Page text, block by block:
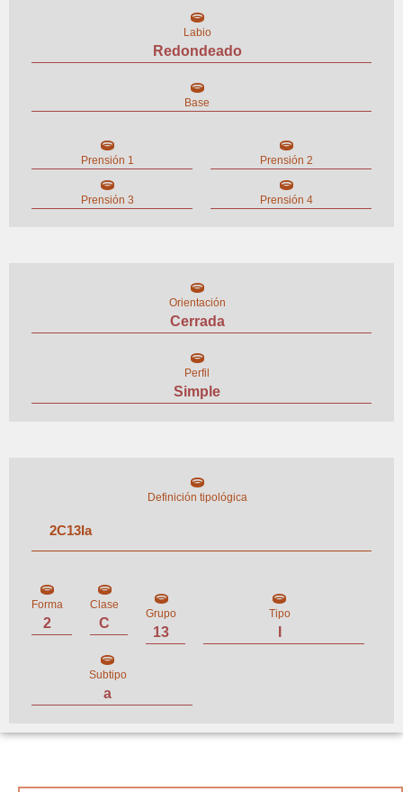
Labio
Redondeado
Base
Prensión 1 Prensión 2
Prensión 3 Prensión 4
Orientación
Cerrada
Perfil
Simple
Definición tipológica
2C13Ia
Forma
2
Clase
C
Grupo
13
Tipo
Subtipo
a